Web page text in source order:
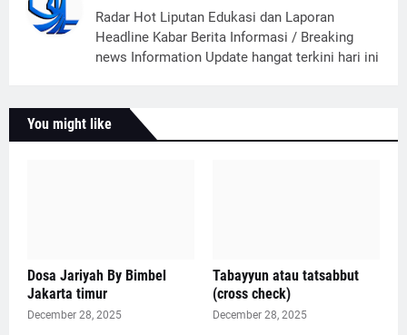
Radar Hot Liputan Edukasi dan Laporan
Headline Kabar Berita Informasi / Breaking
news Information Update hangat terkini hari ini
You might like
Dosa Jariyah By Bimbel
Jakarta timur
December 28, 2025
Tabayyun atau tatsabbut
(cross check)
December 28, 2025